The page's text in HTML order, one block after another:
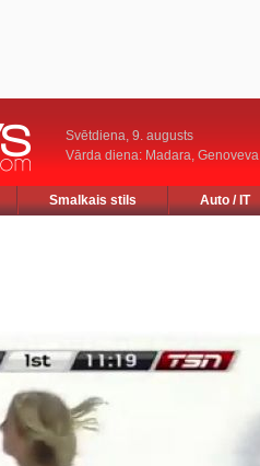
Svētdiena, 9. augusts
Vārda diena: Madara, Genoveva
Smalkais stils Auto / IT